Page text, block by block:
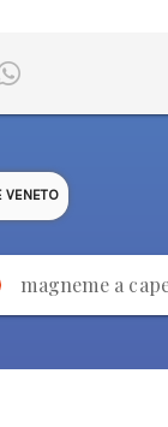
VENETO
magneme a